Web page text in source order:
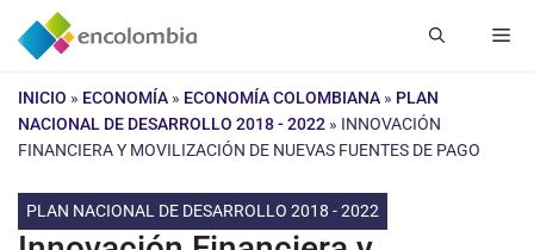
Saltar
INICIO » ECONOMÍA » ECONOMÍA COLOMBIANA » PLAN
NACIONAL DE DESARROLLO 2018 - 2022 » INNOVACIÓN
FINANCIERA Y MOVILIZACIÓN DE NUEVAS FUENTES DE PAGO
PLAN NACIONAL DE DESARROLLO 2018 - 2022